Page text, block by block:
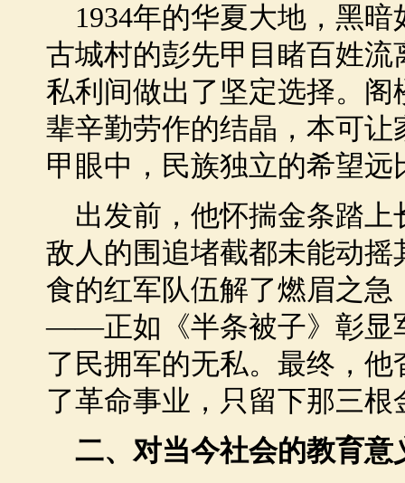
1934年的华夏大地，黑暗
古城村的彭先甲目睹百姓
私利间做出了坚定选择。
辈辛勤劳作的结晶，本可
甲眼中，民族独立的希望
出发前，他怀揣金条踏上
敌人的围追堵截都未能动
食的红军队伍解了燃眉之
——正如《半条被子》彰显
了民拥军的无私。最终，
了革命事业，只留下那三
二、对当今社会的教育意